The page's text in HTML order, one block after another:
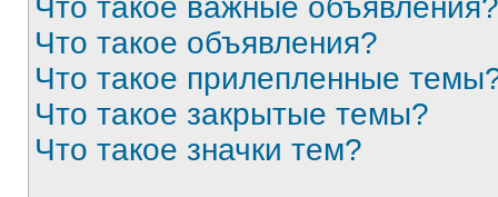
Что такое важные объявления?
Что такое объявления?
Что такое прилепленные
Что такое закрытые темы?
Что такое значки тем?